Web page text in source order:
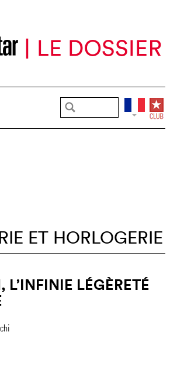
ET HORLOGERIE
L’INFINIE LÉGÈRETÉ